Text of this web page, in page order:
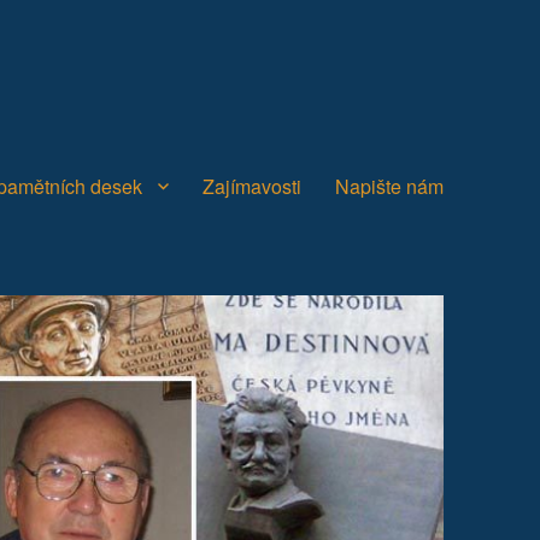
desek Zajímavosti Napište nám